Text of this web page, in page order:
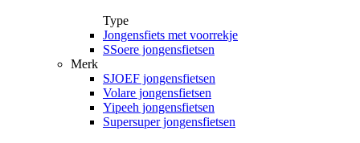
Type
Jongensfiets met voorrekje
SSoere jongensfietsen
Merk
SJOEF jongensfietsen
Volare jongensfietsen
Yipeeh jongensfietsen
Supersuper jongensfietsen